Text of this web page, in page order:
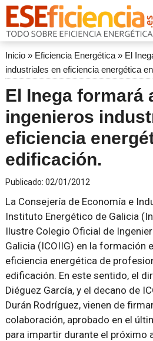
Inicio» Eficiencia Energética» El
industriales en eficiencia energética
El Inega formará
ingenieros
eficiencia
edificación.
Publicado: 02/01/2012
La Consejería de Economía e
Instituto Energético de Galicia
Ilustre Colegio Oficial de
Galicia (ICOIIG) en la formación
eficiencia energética de
edificación. En este sentido, el
Diéguez García, y el decano de
Durán Rodríguez, vienen de
colaboración, aprobado en el
para impartir durante el próximo